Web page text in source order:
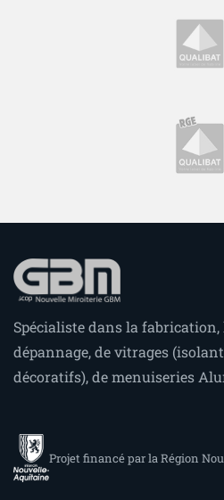
Spécialiste dans la
dépannage, de vitrages
décoratifs), de menuiseries
Projet financé par la Région